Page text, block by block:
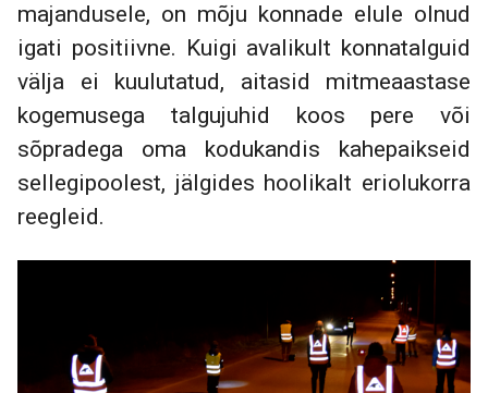
majandusele, on mõju konnade elule olnud
igati positiivne. Kuigi avalikult konnatalguid
välja ei kuulutatud, aitasid mitmeaastase
kogemusega talgujuhid koos pere või
sõpradega oma kodukandis kahepaikseid
sellegipoolest, jälgides hoolikalt eriolukorra
reegleid.